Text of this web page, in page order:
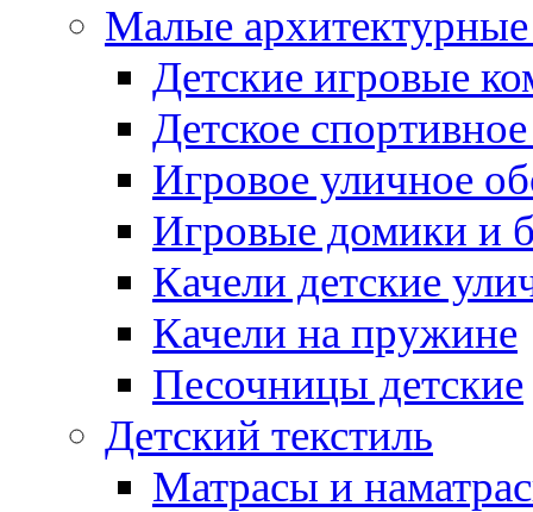
Малые
Детские игровые
Детское
Игровое уличное
Игровые домики и
Качели детские
Качели на пружине
Песочницы детские
Детский текстиль
Матрасы и